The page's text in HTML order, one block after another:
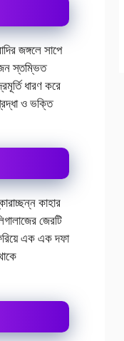
জঙ্গলে সাপে
স্তম্ভিত
ধারণ করে
ও ভক্তি
কাহার
জেরটি
এক এক দফা